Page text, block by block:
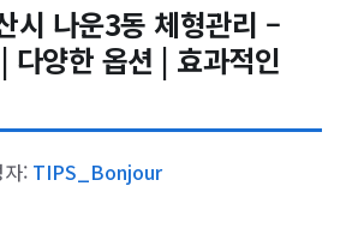
시 나운3동 체형관리 –
다양한 옵션 | 효과적인
자: TIPS_Bonjour